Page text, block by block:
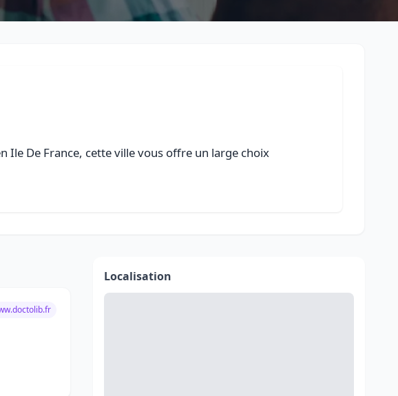
Ile De France, cette ville vous offre un large choix
Localisation